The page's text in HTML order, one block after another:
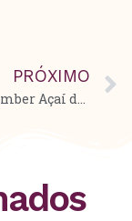
PRÓXIMO